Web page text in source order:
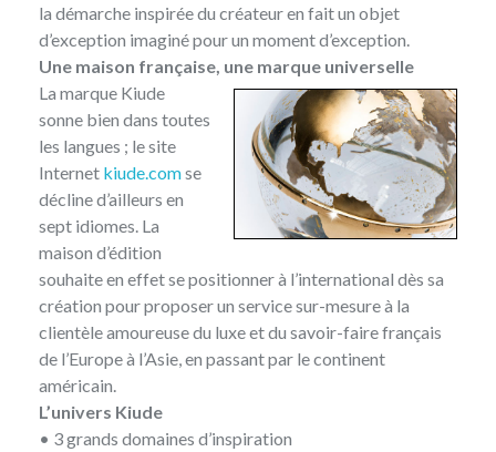
la démarche inspirée du créateur en fait un objet
d’exception imaginé pour un moment d’exception.
Une maison française, une marque universelle
La marque Kiude
sonne bien dans toutes
les langues ; le site
Internet kiude.comse
décline d’ailleurs en
sept idiomes. La
maison d’édition
souhaite en effet se positionner à l’international dès sa
création pour proposer un service sur-mesure à la
clientèle amoureuse du luxe et du savoir-faire français
de l’Europe à l’Asie, en passant par le continent
américain.
L’univers Kiude
• 3 grands domaines d’inspiration